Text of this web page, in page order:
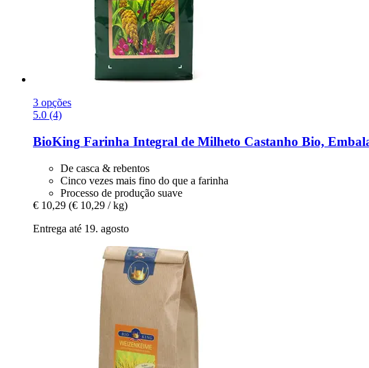
3 opções
5.0 (4)
BioKing Farinha Integral de Milheto Castanho Bio,
De casca & rebentos
Cinco vezes mais fino do que a farinha
Processo de produção suave
€ 10,29 (€ 10,29 / kg)
Entrega até 19. agosto